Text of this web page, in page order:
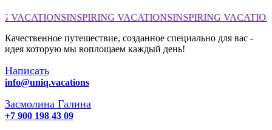
VACATIONSINSPIRING VACATIONSINSPIRING
Качественное путешествие, созданное специально для вас -
идея которую мы воплощаем каждый день!
Написать
info@uniq.vacations
Засмолина Галина
+7 900 198 43 09